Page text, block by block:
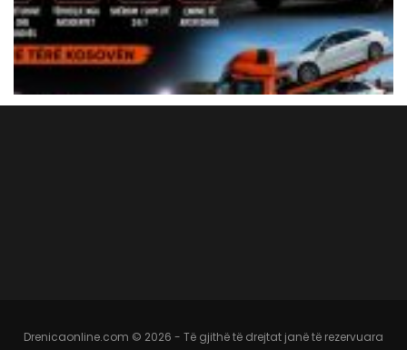
Drenicaonline.com © 2026 - Të gjithë të drejtat janë të rezervuara